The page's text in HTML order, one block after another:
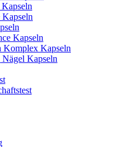
Kapseln
Kapseln
Kapseln